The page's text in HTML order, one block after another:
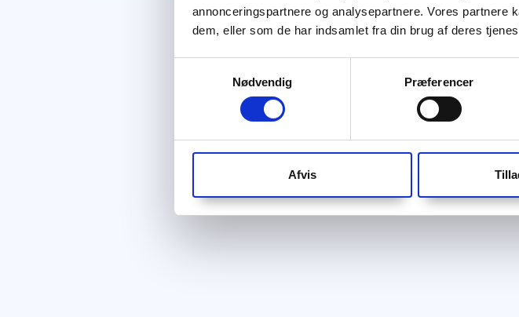
annonceringspartnere og analysepartnere. Vores partnere
dem, eller som de har indsamlet fra din brug af deres
Nødvendig
Præferencer
Afvis